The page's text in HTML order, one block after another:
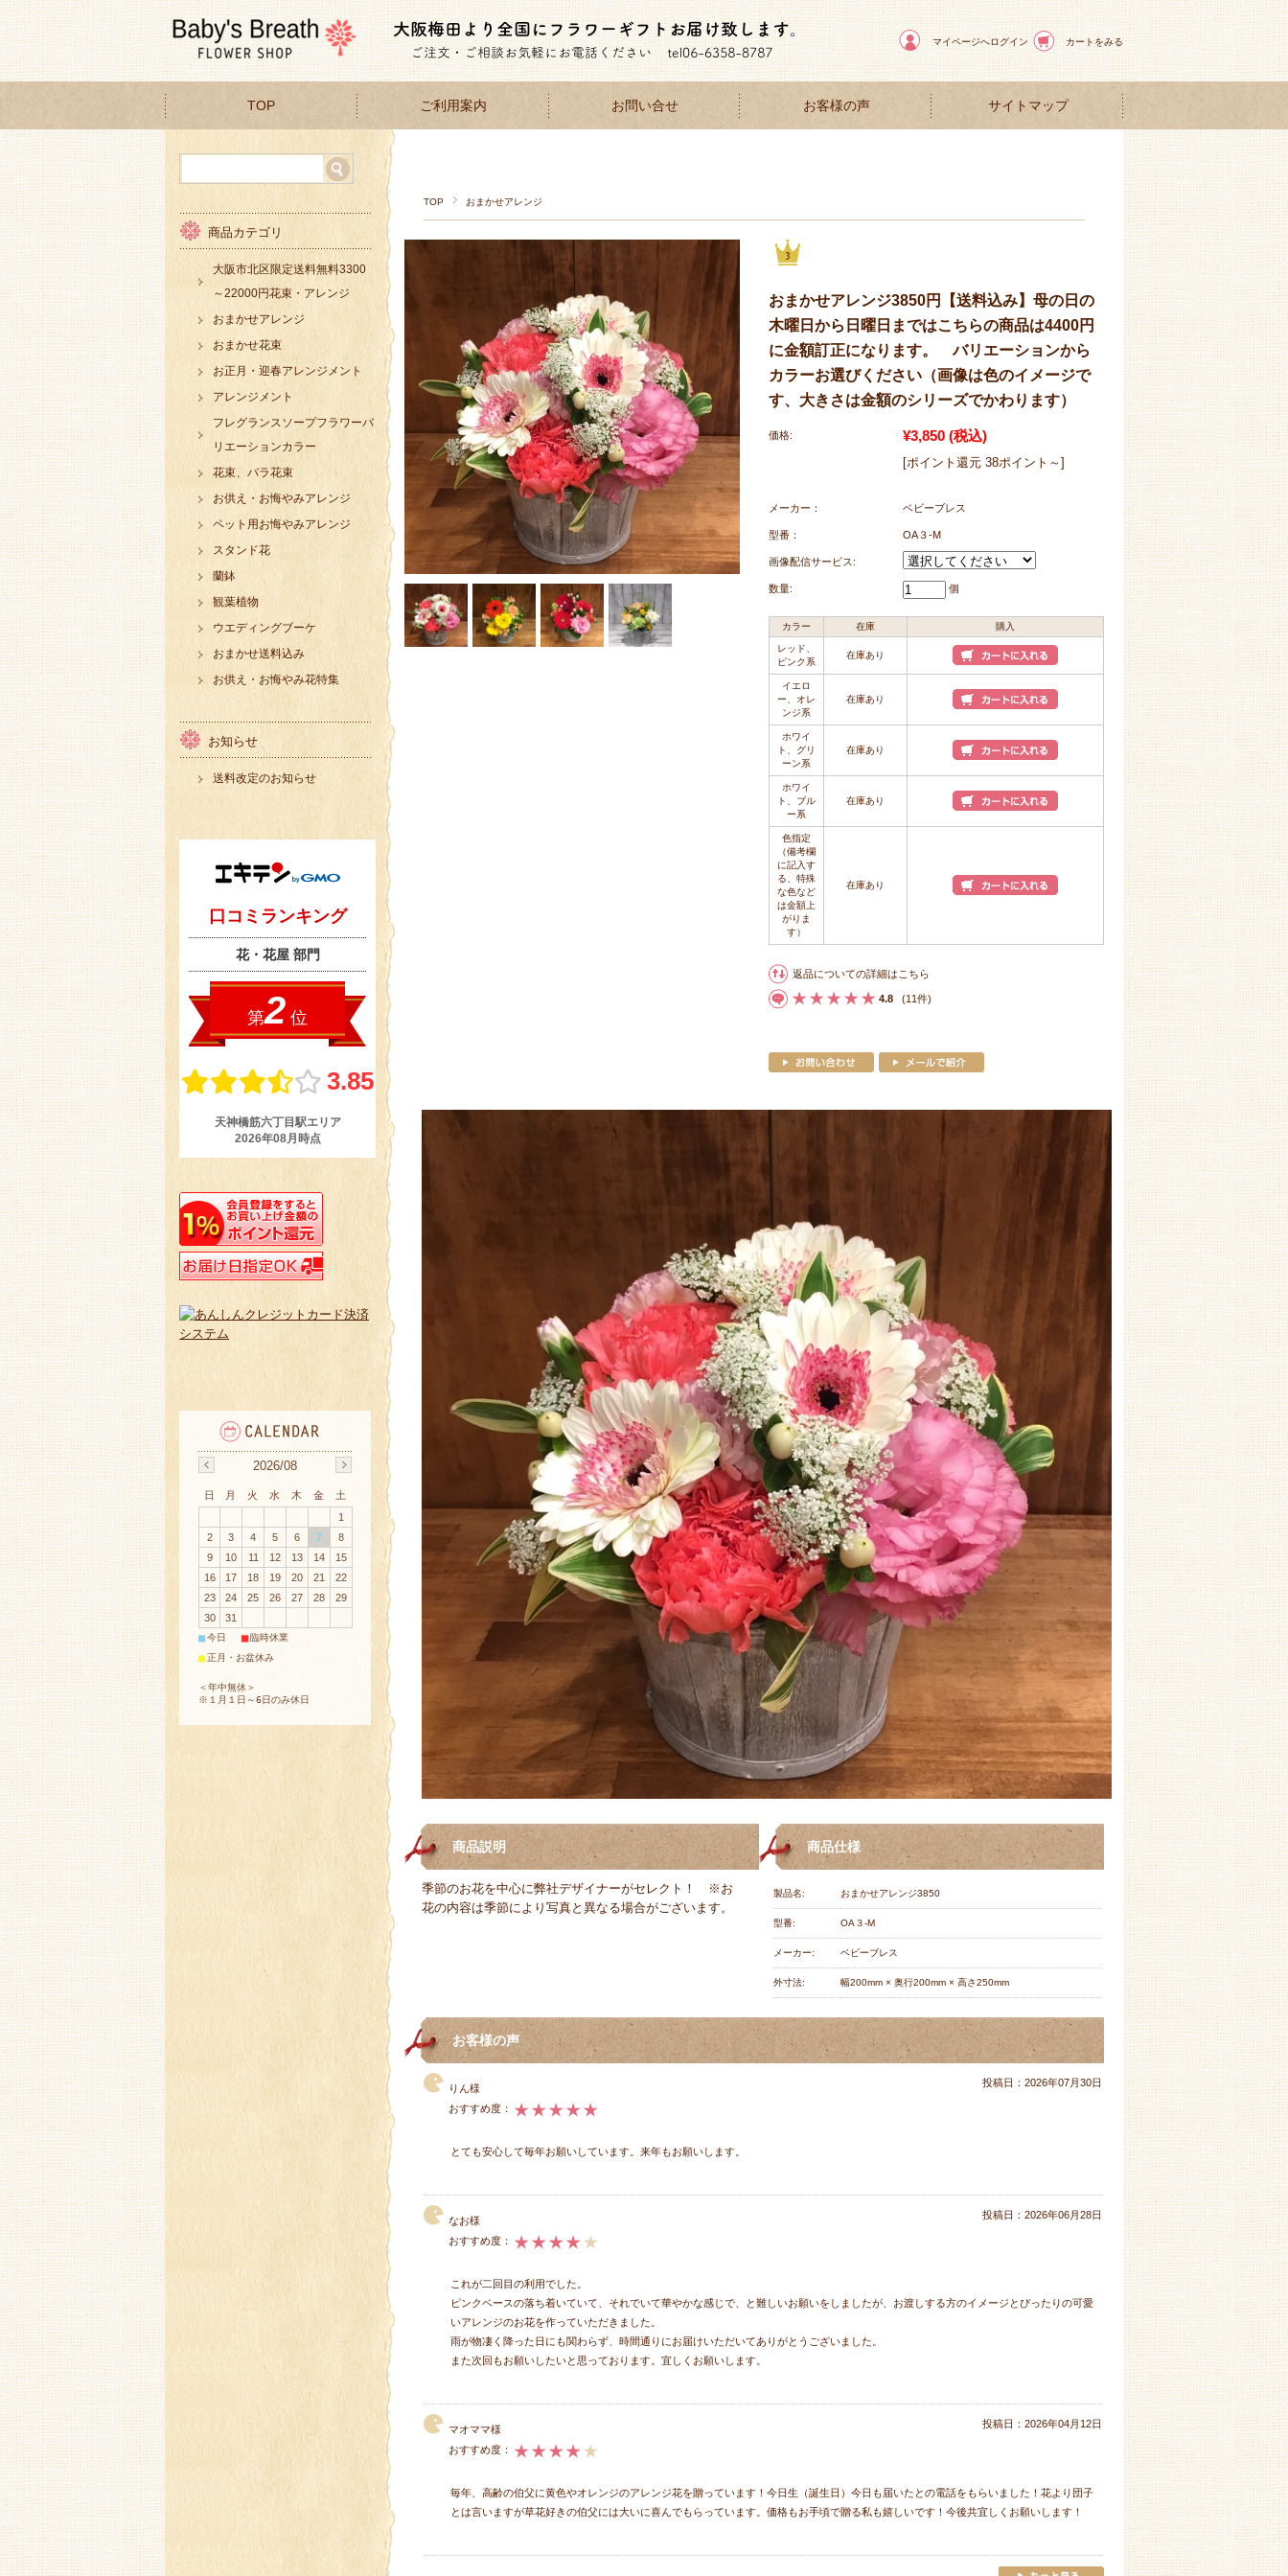
マイページへログイン カートをみる
TOP ご利用案内 お問い合せ お客様の声 サイトマップ
TOP おまかせアレンジ
おまかせアレンジ3850円【送料込み】母の日の
木曜日から日曜日まではこちらの商品は4400円
に金額訂正になります。 バリエーションから
カラーお選びください（画像は色のイメージで
す、大きさは金額のシリーズでかわります）
価格: ¥3,850 (税込)
[ポイント還元 38ポイント～]
メーカー： ベビーブレス
型番： OA３‐M
画像配信サービス:
数量: 個
カラー 在庫 購入
レッド、
ピンク系
在庫あり
イエロ
ー、オレ
ンジ系
在庫あり
ホワイ
ト、グリ
ーン系
在庫あり
ホワイ
ト、ブル
ー系
在庫あり
色指定
（備考欄
に記入す
る、特殊
な色など
は金額上
がりま
す）
在庫あり
返品についての詳細はこちら
4.8 (11件)
商品説明
季節のお花を中心に弊社デザイナーがセレクト！ ※お
花の内容は季節により写真と異なる場合がございます。
商品仕様
製品名: おまかせアレンジ3850
型番: OA３‐M
メーカー: ベビーブレス
外寸法: 幅200mm × 奥行200mm × 高さ250mm
お客様の声
りん様 投稿日： 2026年07月30日
おすすめ度：
とても安心して毎年お願いしています。来年もお願いします。
なお様 投稿日： 2026年06月28日
おすすめ度：
これが二回目の利用でした。
ピンクベースの落ち着いていて、それでいて華やかな感じで、と難しいお願いをしましたが、お渡しする方のイメージとぴったりの可愛
いアレンジのお花を作っていただきました。
雨が物凄く降った日にも関わらず、時間通りにお届けいただいてありがとうございました。
また次回もお願いしたいと思っております。宜しくお願いします。
マオママ様 投稿日： 2026年04月12日
おすすめ度：
毎年、高齢の伯父に黄色やオレンジのアレンジ花を贈っています！今日生（誕生日）今日も届いたとの電話をもらいました！花より団子
とは言いますが草花好きの伯父には大いに喜んでもらっています。価格もお手頃で贈る私も嬉しいです！今後共宜しくお願いします！
商品カテゴリ
大阪市北区限定送料無料3300
～22000円花束・アレンジ
おまかせアレンジ
おまかせ花束
お正月・迎春アレンジメント
アレンジメント
フレグランスソープフラワーバ
リエーションカラー
花束、バラ花束
お供え・お悔やみアレンジ
ペット用お悔やみアレンジ
スタンド花
蘭鉢
観葉植物
ウエディングブーケ
おまかせ送料込み
お供え・お悔やみ花特集
お知らせ
送料改定のお知らせ
2026/08
日 月 火 水 木 金
土
1
2
3 4 5 6 7
8
9
10 11 12 13 14
15
16
17 18 19 20 21
22
23
24 25 26 27 28
29
30
31
■今日 ■臨時休業
■正月・お盆休み
＜年中無休＞
※１月１日～6日のみ休日